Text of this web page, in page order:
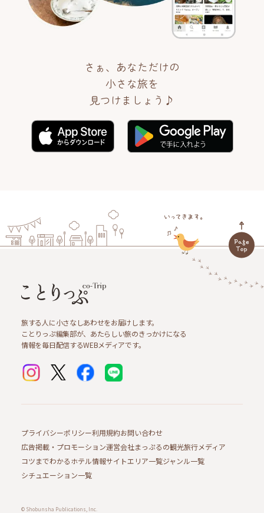
さぁ、あなただけの
小さな旅を
見つけましょう♪
旅する人に小さなしあわせをお届けします。
ことりっぷ編集部が、あたらしい旅のきっかけになる
情報を毎日配信するWEBメディアです。
プライバシーポリシー利用規約お問い合わせ
広告掲載・プロモーション運営会社まっぷるの観光旅行メディア
コツまでわかるホテル情報サイトエリア一覧ジャンル一覧
シチュエーション一覧
© Shobunsha Publications, Inc.